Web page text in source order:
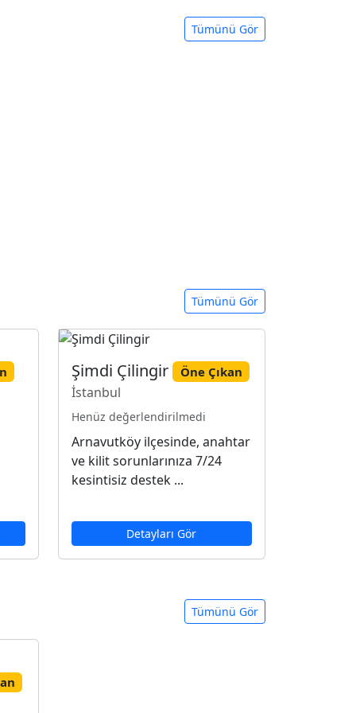
Tümünü Gör
Tümünü Gör
Şimdi Çilingir Öne Çıkan
İstanbul
Henüz değerlendirilmedi
Arnavutköy ilçesinde, anahtar
ve kilit sorunlarınıza 7/24
kesintisiz destek ...
Detayları Gör
Tümünü Gör